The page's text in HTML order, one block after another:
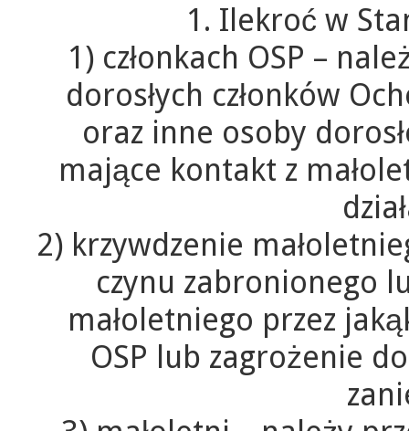
1. Ilekroć w
1) członkach OSP –
dorosłych członków
oraz inne osoby
mające kontakt z
2) krzywdzenie
czynu zabronionego
małoletniego przez
OSP lub zagrożenie